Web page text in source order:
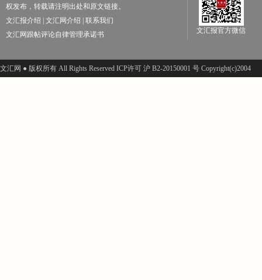
权发布，转载请注明出处和原文链接。
文汇报介绍
文汇网介绍
联系我们
文汇网跟帖评论自律管理承诺书
文汇报官方微信
文汇网 ● 版权所有 All Rights Reserved ICP许可 沪 B2-20150001 号 Copyright(c)2004